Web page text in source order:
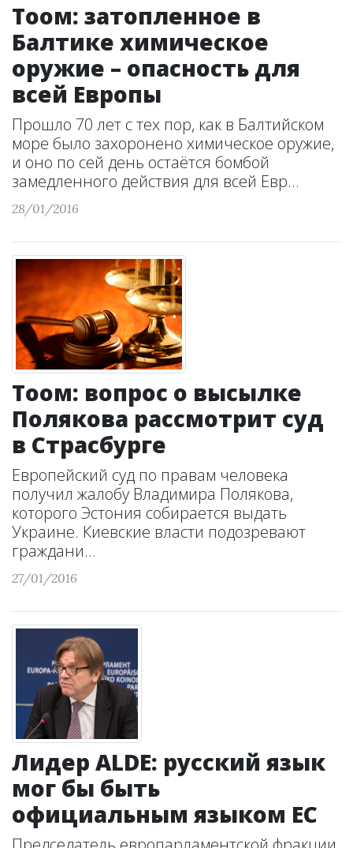
Тоом: затопленное в
Балтике химическое
оружие – опасность для
всей Европы
Прошло 70 лет с тех пор, как в Балтийском
море было захоронено химическое оружие,
и оно по сей день остаётся бомбой
замедленного действия для всей Евр...
28/01/2016
Тоом: вопрос о высылке
Полякова рассмотрит суд
в Страсбурге
Европейский суд по правам человека
получил жалобу Владимира Полякова,
которого Эстония собирается выдать
Украине. Киевские власти подозревают
граждани...
27/01/2016
Лидер ALDE: русский язык
мог бы быть
официальным языком ЕС